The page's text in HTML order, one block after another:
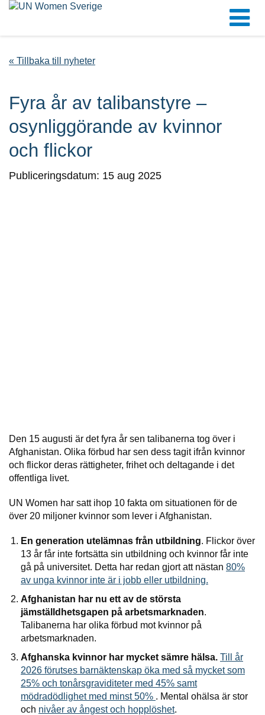
« Tillbaka till nyheter
Fyra år av talibanstyre –
osynliggörande av kvinnor
och flickor
Publiceringsdatum: 15 aug 2025
Den 15 augusti är det fyra år sen talibanerna tog över i
Afghanistan. Olika förbud har sen dess tagit ifrån kvinnor
och flickor deras rättigheter, frihet och deltagande i det
offentliga livet.
UN Women har satt ihop 10 fakta om situationen för de
över 20 miljoner kvinnor som lever i Afghanistan.
En generation utelämnas från utbildning. Flickor över
13 år får inte fortsätta sin utbildning och kvinnor får inte
gå på universitet. Detta har redan gjort att nästan 80%
av unga kvinnor inte är i jobb eller utbildning.
Afghanistan har nu ett av de största
jämställdhetsgapen på arbetsmarknaden.
Talibanerna har olika förbud mot kvinnor på
arbetsmarknaden.
Afghanska kvinnor har mycket sämre hälsa. Till år
2026 förutses barnäktenskap öka med så mycket som
25% och tonårsgraviditeter med 45% samt
mödradödlighet med minst 50% . Mental ohälsa är stor
och nivåer av ångest och hopplöshet.